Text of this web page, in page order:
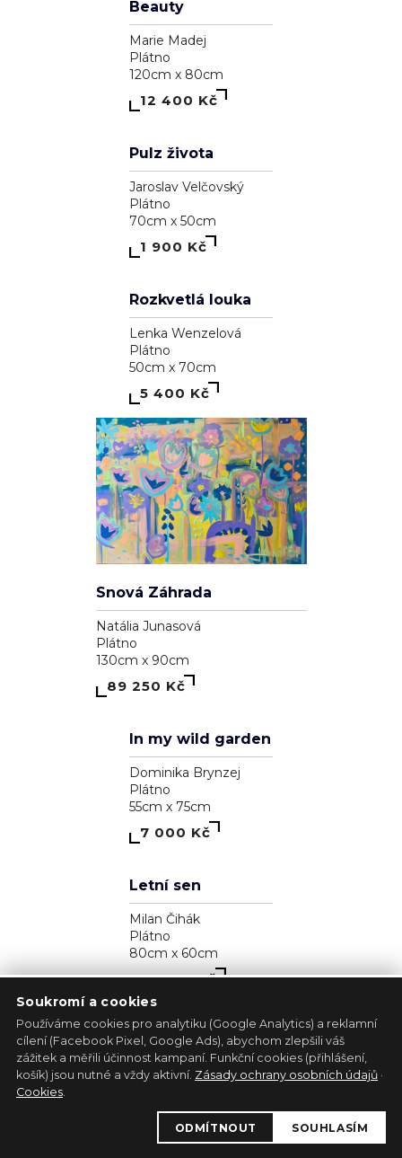
Pavol Tarasovič
Dřevo
15cm x 74cm
39 100 Kč
Zjavenie archanjela
Pavol Tarasovič
Dřevo
39 300 Kč
1
Soukromí a cookies
Používáme cookies pro analytiku (Google Analytics) a reklamní
cílení (Facebook Pixel, Google Ads), abychom zlepšili váš
zážitek a měřili účinnost kampaní. Funkční cookies (přihlášení,
košík) jsou nutné a vždy aktivní. Zásady ochrany osobních údajů ·
Cookies.
ODMÍTNOUT SOUHLASÍM